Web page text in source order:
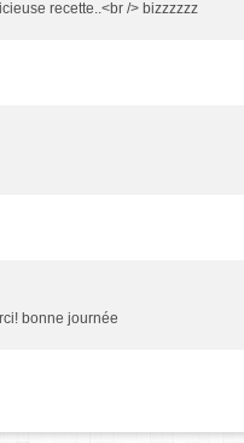
recette..<br /> bizzzzzz
bonne journée